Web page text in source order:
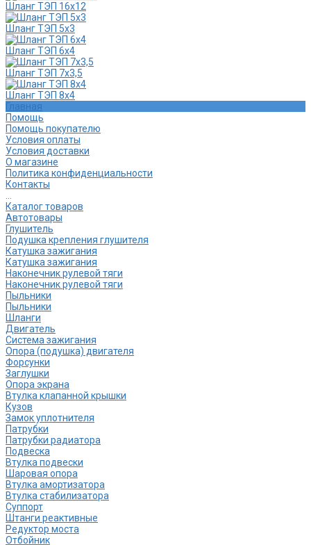
Шланг ТЭП 16х12
Шланг ТЭП 5х3
Шланг ТЭП 6х4
Шланг ТЭП 7х3,5
Шланг ТЭП 8х4
Главная
Помощь
Помощь покупателю
Условия оплаты
Условия доставки
О магазине
Политика конфиденциальности
Контакты
...
Каталог товаров
Автотовары
Глушитель
Подушка крепления глушителя
Катушка зажигания
Катушка зажигания
Наконечник рулевой тяги
Наконечник рулевой тяги
Пыльники
Пыльники
Шланги
Двигатель
Система зажигания
Опора (подушка) двигателя
Форсунки
Заглушки
Опора экрана
Втулка клапанной крышки
Кузов
Замок уплотнителя
Патрубки
Патрубки радиатора
Подвеска
Втулка подвески
Шаровая опора
Втулка амортизатора
Втулка стабилизатора
Cуппорт
Штанги реактивные
Редуктор моста
Отбойник